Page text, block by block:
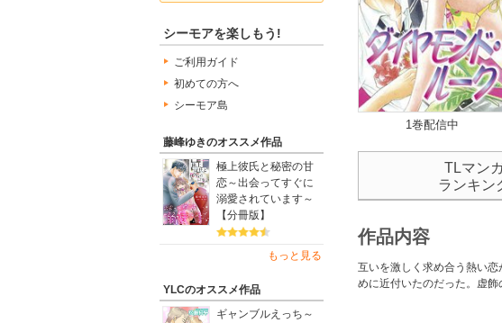
シーモアを楽しもう!
ご利用ガイド
初めての方へ
シーモア島
藤峰ゆきのオススメ作品
極上彼氏と秘密の甘
恋～出会ってすぐに
溺愛されています～
【分冊版】
もっと見る
YLCのオススメ作品
ギャンブルえっち～
1巻配信中
TLマン
ランキン
作品内容
互いを激しく求め合う熱い
めに近付いたのだった。虚